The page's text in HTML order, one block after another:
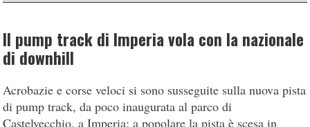
Il pump track di Imperia vola con la nazionale
di downhill
Acrobazie e corse veloci si sono susseguite sulla nuova pista
di pump track, da poco inaugurata al parco di
Castelvecchio, a Imperia: a popolare la pista è scesa in